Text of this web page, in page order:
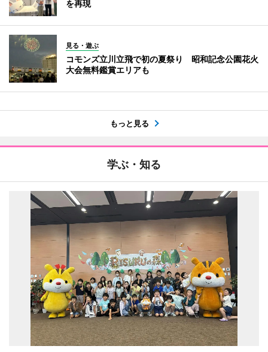
を再現
見る・遊ぶ
コモンズ立川立飛で初の夏祭り 昭和記念公園花火
大会無料鑑賞エリアも
もっと見る
学ぶ・知る